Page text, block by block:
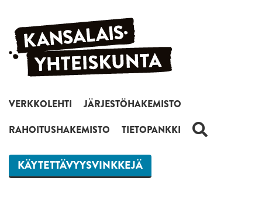
Siirry sisältöön
VERKKOLEHTI
JÄRJESTÖHAKEMISTO
RAHOITUSHAKEMISTO
TIETOPANKKI HAKU
KÄYTETTÄVYYSVINKKEJÄ